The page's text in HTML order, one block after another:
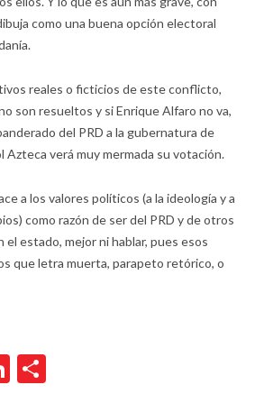
como una buena opción electoral
reales o ficticios de este conflicto,
son resueltos y si Enrique Alfaro no va,
del PRD a la gubernatura de
Azteca verá muy mermada su votación.
a los valores políticos (a la ideología y a
como razón de ser del PRD y de otros
estado, mejor ni hablar, pues esos
que letra muerta, parapeto retórico, o
LinkedIn